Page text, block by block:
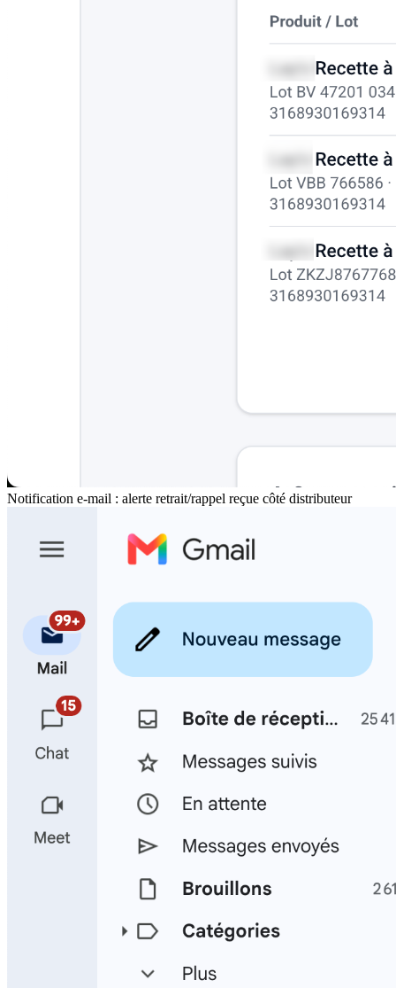
Notification e-mail : alerte retrait/rappel reçue côté distributeur